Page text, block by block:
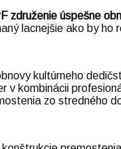
združenie úspešne
lacnejšie ako by ho
kultúrneho
v kombinácii
zo stredného